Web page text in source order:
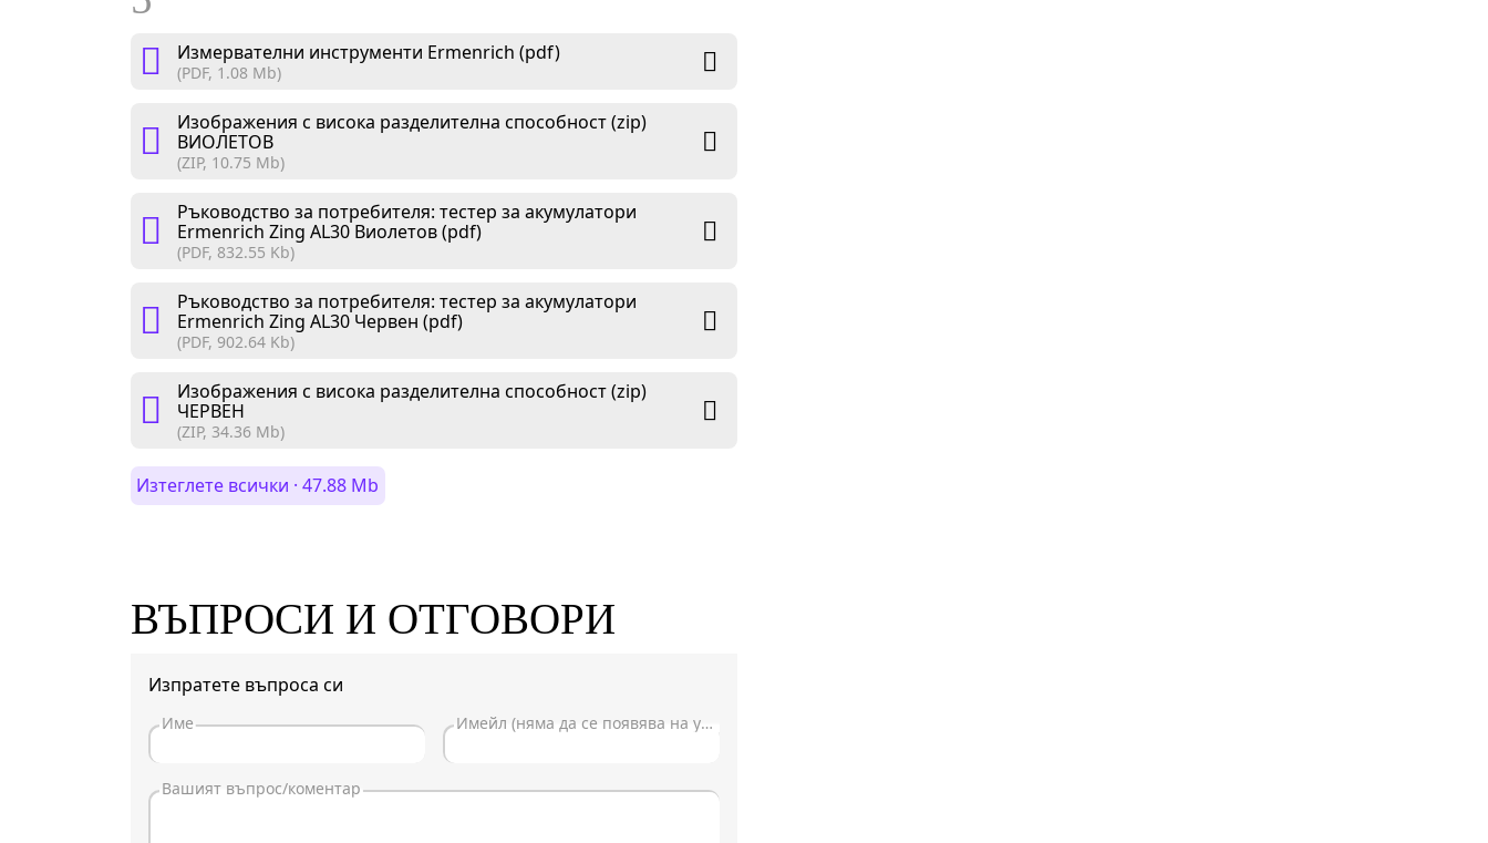
Измервателни инструменти Ermenrich (pdf)
(PDF, 1.08 Mb)
Изображения с висока разделителна способност (zip)
ВИОЛЕТОВ
(ZIP, 10.75 Mb)
Ръководство за потребителя: тестер за акумулатори
Ermenrich Zing AL30 Виолетов (pdf)
(PDF, 832.55 Kb)
Ръководство за потребителя: тестер за акумулатори
Ermenrich Zing AL30 Червен (pdf)
(PDF, 902.64 Kb)
Изображения с висока разделителна способност (zip)
ЧЕРВЕН
(ZIP, 34.36 Mb)
Изтеглете всички · 47.88 Mb
ВЪПРОСИ И ОТГОВОРИ
Изпратете въпроса си